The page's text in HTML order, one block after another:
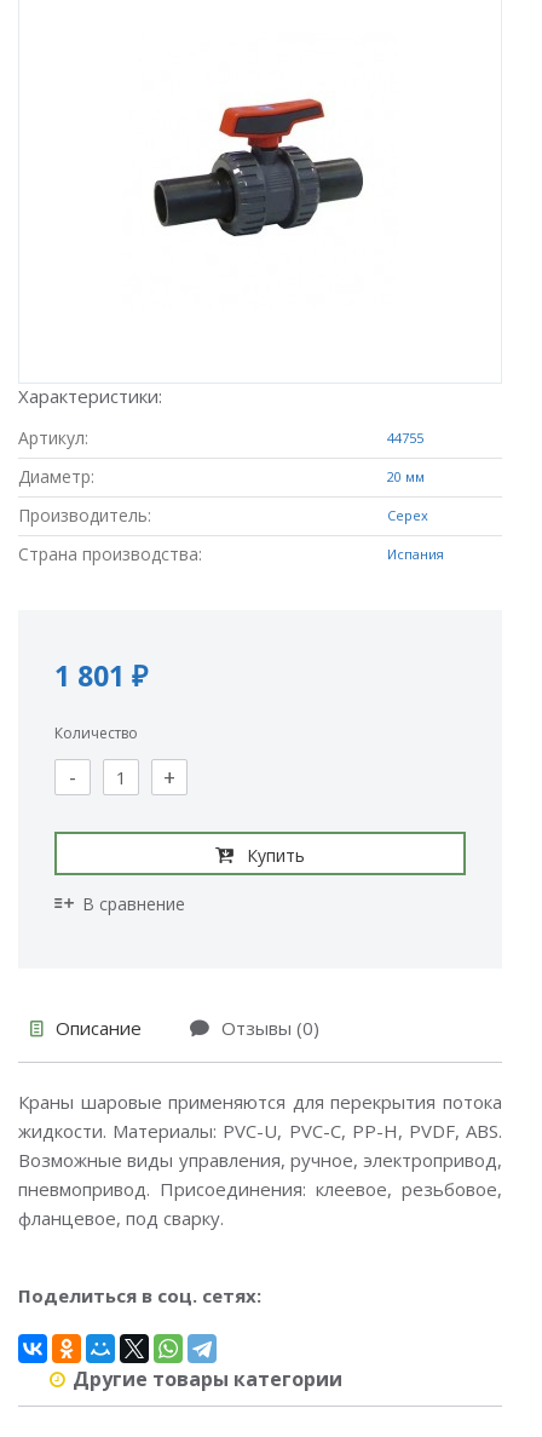
Характеристики:
Артикул: 44755
Диаметр: 20 мм
Производитель: Cepex
Страна производства: Испания
1 801 ₽
Количество
- +
Купить
В сравнение
Описание Отзывы (0)
Краны шаровые применяются для перекрытия потока
жидкости. Материалы: PVC-U, PVC-C, PP-H, PVDF, ABS.
Возможные виды управления, ручное, электропривод,
пневмопривод. Присоединения: клеевое, резьбовое,
фланцевое, под сварку.
Поделиться в соц. сетях:
Другие товары категории